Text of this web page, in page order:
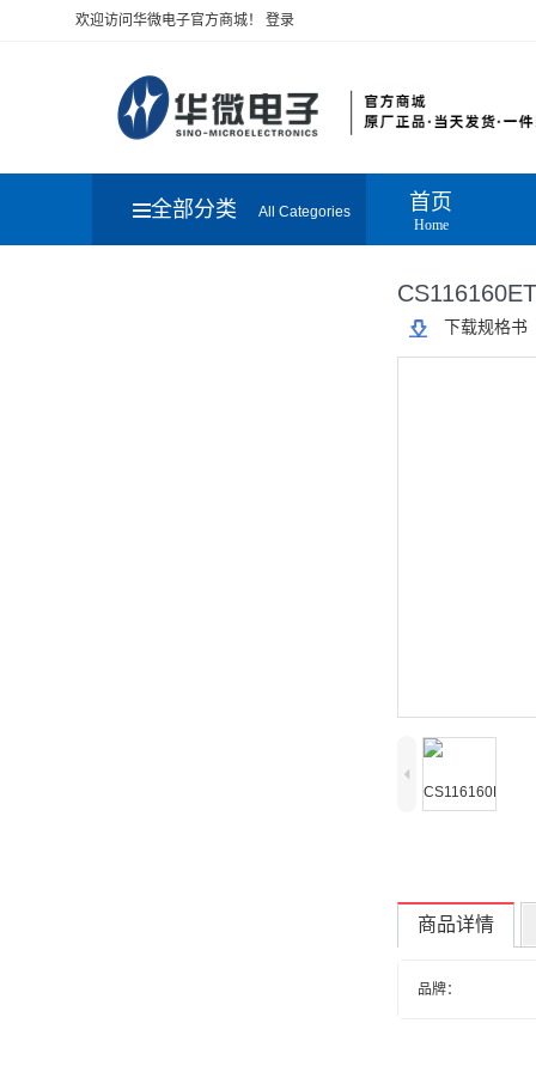
欢迎访问华微电子官方商城！ 登录
全部分类 All Categories 首页
Home
下载规格书
4
商品详情
品牌：